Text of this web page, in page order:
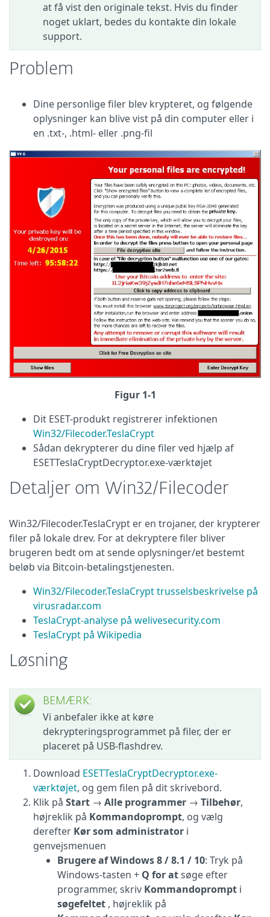
at få vist den originale tekst. Hvis du finder
noget uklart, bedes du kontakte din lokale
support.
Problem
Dine personlige filer blev krypteret, og følgende
oplysninger kan blive vist på din computer eller i
en .txt-, .html- eller .png-fil
Figur 1-1
Dit ESET-produkt registrerer infektionen
Win32/Filecoder.TeslaCrypt
Sådan dekrypterer du dine filer ved hjælp af
ESETTeslaCryptDecryptor.exe-værktøjet
Detaljer om Win32/Filecoder
Win32/Filecoder.TeslaCrypt er en trojaner, der krypterer
filer på lokale drev. For at dekryptere filer bliver
brugeren bedt om at sende oplysninger/et bestemt
beløb via Bitcoin-betalingstjenesten.
Win32/Filecoder.TeslaCrypt trusselsbeskrivelse på
virusradar.com
TeslaCrypt-analyse på welivesecurity.com
TeslaCrypt på Wikipedia
Løsning
BEMÆRK:
Vi anbefaler ikke at køre
dekrypteringsprogrammet på filer, der er
placeret på USB-flashdrev.
Download ESETTeslaCryptDecryptor.exe-
værktøjet, og gem filen på dit skrivebord.
Klik på Start → Alle programmer → Tilbehør,
højreklik på Kommandoprompt, og vælg
derefter Kør som administrator i
genvejsmenuen
Brugere af Windows 8 / 8.1 / 10: Tryk på
Windows-tasten + Q for atsøge efter
programmer, skriv Kommandoprompt i
søgefeltet , højreklik på